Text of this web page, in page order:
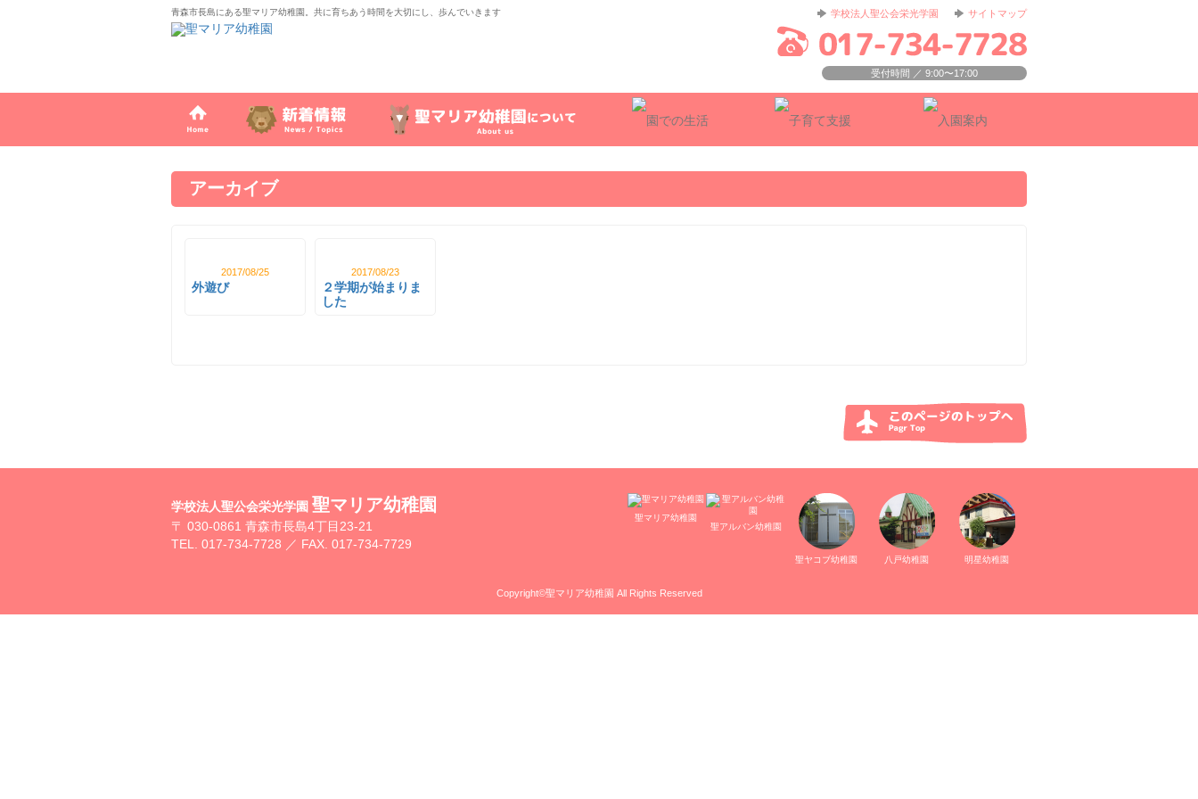
青森市長島にある聖マリア幼稚園。共に育ちあう時間を大切にし、歩んでいきます 学校法人聖公会栄光学園 サイトマップ
受付時間 ／ 9:00〜17:00
アーカイブ
2017/08/25
外遊び
2017/08/23
２学期が始まりま
した
聖マリア幼稚園
聖アルバン幼稚園
聖ヤコブ幼稚園 八戸幼稚園 明星幼稚園
学校法人聖公会栄光学園 聖マリア幼稚園
〒 030-0861 青森市長島4丁目23-21
TEL. 017-734-7728 ／ FAX. 017-734-7729
Copyright©聖マリア幼稚園 All Rights Reserved